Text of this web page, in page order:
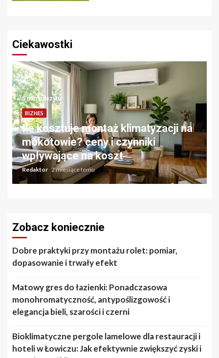
Ciekawostki
5 min odczytu
BIZNES
Ile kosztuje montaż klimatyzacji na
mokotowie? ceny i czynniki
wpływające na koszt
Redaktor 2 miesiące temu
Zobacz koniecznie
Dobre praktyki przy montażu rolet: pomiar,
dopasowanie i trwały efekt
Matowy gres do łazienki: Ponadczasowa
monohromatyczność, antypoślizgowość i
elegancja bieli, szarości i czerni
Bioklimatyczne pergole lamelowe dla restauracji i
hoteli w Łowiczu: Jak efektywnie zwiększyć zyski i